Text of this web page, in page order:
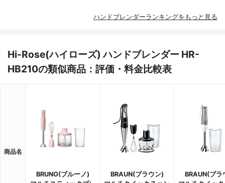
ハンドブレンダーランキングをもっと見る
Hi-Rose(ハイローズ) ハンドブレンダー HR-
HB210の類似商品：評価・料金比較表
商品名
BRUNO(ブルーノ)
BRAUN(ブラウン)
BRAUN(ブラ